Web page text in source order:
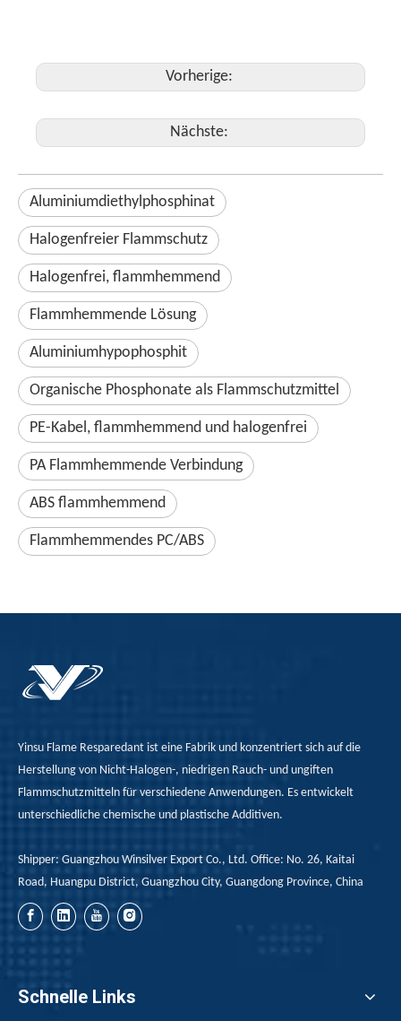
Vorherige:
Nächste:
Aluminiumdiethylphosphinat
Halogenfreier Flammschutz
Halogenfrei, flammhemmend
Flammhemmende Lösung
Aluminiumhypophosphit
Organische Phosphonate als Flammschutzmittel
PE-Kabel, flammhemmend und halogenfrei
PA Flammhemmende Verbindung
ABS flammhemmend
Flammhemmendes PC/ABS
Yinsu Flame Resparedant ist eine Fabrik und konzentriert sich auf die
Herstellung von Nicht-Halogen-, niedrigen Rauch- und ungiften
Flammschutzmitteln für verschiedene Anwendungen. Es entwickelt
unterschiedliche chemische und plastische Additiven.
Shipper: Guangzhou Winsilver Export Co., Ltd. Office: No. 26, Kaitai
Road, Huangpu District, Guangzhou City, Guangdong Province, China
Schnelle Links